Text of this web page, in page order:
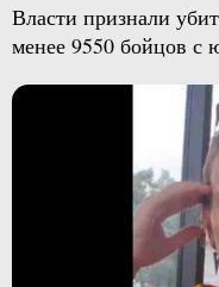
Власти признали
менее 9550 бойцов с